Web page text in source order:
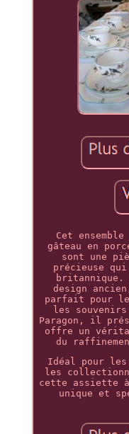
Cet
gâteau en
sont une
précieuse qui
britannique.
design
parfait pour
les
Paragon, il
offre un
du
Idéal pour les
les
cette assiette
unique et